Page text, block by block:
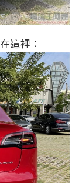
這裡：